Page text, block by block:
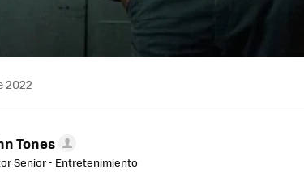
2022
Tones
Senior - Entretenimiento